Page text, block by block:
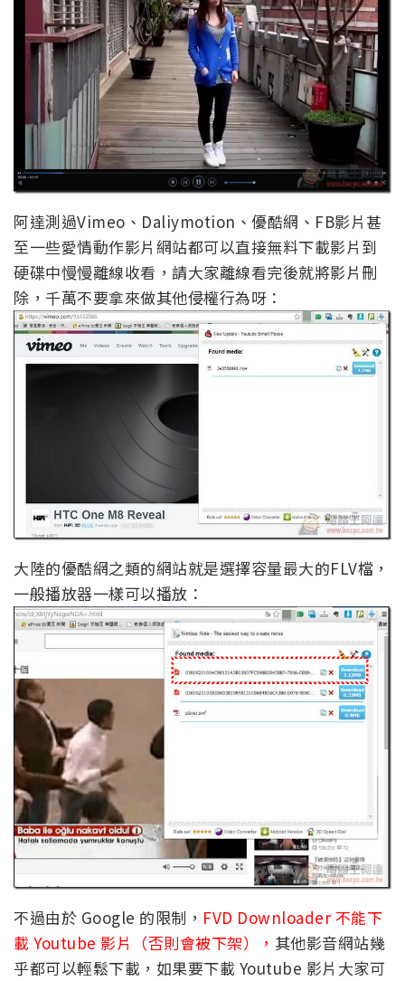
阿達測過Vimeo、Daliymotion、優酷網、FB影片甚
至一些愛情動作影片網站都可以直接無料下載影片到
硬碟中慢慢離線收看，請大家離線看完後就將影片刪
除，千萬不要拿來做其他侵權行為呀：
大陸的優酷網之類的網站就是選擇容量最大的FLV檔，
一般播放器一樣可以播放：
不過由於 Google 的限制， FVD Downloader 不能下
載 Youtube 影片（否則會被下架）， 其他影音網站幾
乎都可以輕鬆下載，如果要下載 Youtube 影片大家可